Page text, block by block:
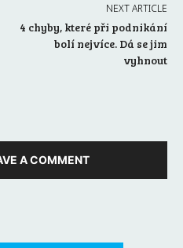
NEXT ARTICLE
4 chyby, které při podnikání
bolí nejvíce. Dá se jim
vyhnout
A COMMENT